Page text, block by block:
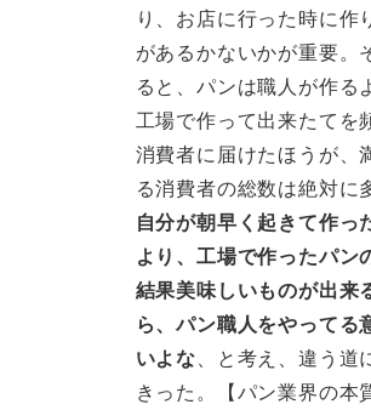
り、お店に行った時に作
があるかないかが重要。
ると、パンは職人が作る
工場で作って出来たてを
消費者に届けたほうが、
る消費者の総数は絶対に
自分が朝早く起きて作っ
より、工場で作ったパン
結果美味しいものが出来
ら、パン職人をやってる
いよな、と考え、違う道
きった。【パン業界の本